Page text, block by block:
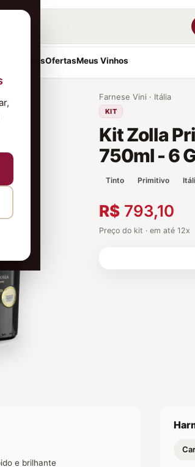
PresentesOfertasMeus Vinhos
Farnese Vini · Itália
KIT
Kit Zolla
750ml - 6
Tinto Primitivo
R$ 793,10
Preço do kit · em até 12x
e brilhante